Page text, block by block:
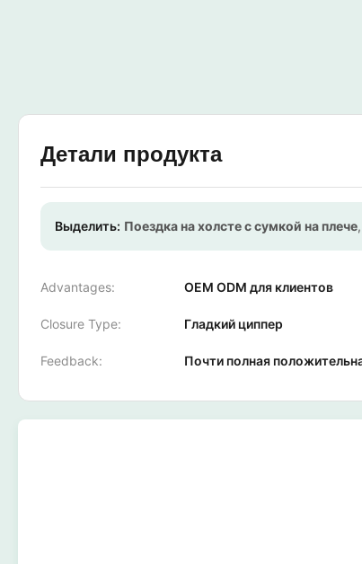
Детали продукта
Выделить: Поездка на холсте с сумкой на плече,
Advantages: OEM ODM для клиентов
Closure Type: Гладкий циппер
Feedback: Почти полная